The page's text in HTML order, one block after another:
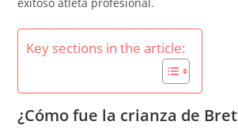
Key sections in the article:
¿Cómo fue la crianza de